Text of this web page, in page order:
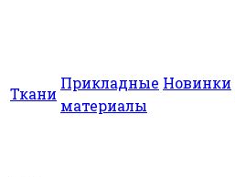
Ткани
Прикладные
материалы
Новинки